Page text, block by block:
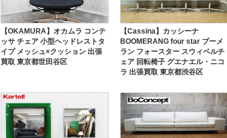
【OKAMURA】オカムラ コンテ
ッサ チェア 小型ヘッドレストタ
イプ メッシュ×クッション 出張
買取 東京都世田谷区
【Cassina】カッシーナ
BOOMERANG four star ブーメ
ラン フォースター スウィベルチ
ェア 回転椅子 グエナエル・ニコ
ラ 出張買取 東京都渋谷区